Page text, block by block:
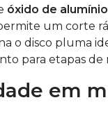
óxido de alumínio
um corte
o disco pluma
para etapas
em